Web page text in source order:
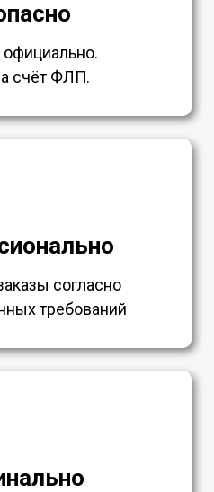
счёт ФЛП.
согласно
требований